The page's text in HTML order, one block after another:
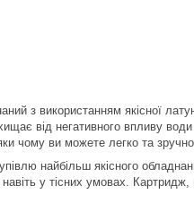
з використанням якісної
від негативного впливу
чому ви можете легко та
найбільш якісного
у тісних умовах. Картридж,